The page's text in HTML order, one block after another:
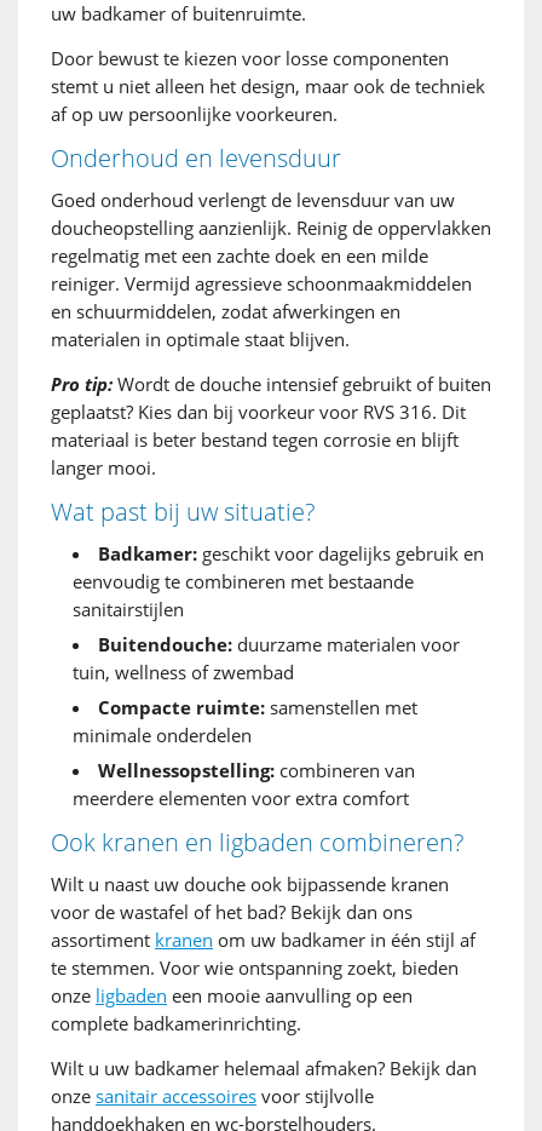
uw badkamer of buitenruimte.
Door bewust te kiezen voor losse componenten
stemt u niet alleen het design, maar ook de techniek
af op uw persoonlijke voorkeuren.
Onderhoud en levensduur
Goed onderhoud verlengt de levensduur van uw
doucheopstelling aanzienlijk. Reinig de oppervlakken
regelmatig met een zachte doek en een milde
reiniger. Vermijd agressieve schoonmaakmiddelen
en schuurmiddelen, zodat afwerkingen en
materialen in optimale staat blijven.
Pro tip: Wordt de douche intensief gebruikt of buiten
geplaatst? Kies dan bij voorkeur voor RVS 316. Dit
materiaal is beter bestand tegen corrosie en blijft
langer mooi.
Wat past bij uw situatie?
Badkamer: geschikt voor dagelijks gebruik en
eenvoudig te combineren met bestaande
sanitairstijlen
Buitendouche: duurzame materialen voor
tuin, wellness of zwembad
Compacte ruimte: samenstellen met
minimale onderdelen
Wellnessopstelling: combineren van
meerdere elementen voor extra comfort
Ook kranen en ligbaden combineren?
Wilt u naast uw douche ook bijpassende kranen
voor de wastafel of het bad? Bekijk dan ons
assortiment kranen om uw badkamer in één stijl af
te stemmen. Voor wie ontspanning zoekt, bieden
onze ligbaden een mooie aanvulling op een
complete badkamerinrichting.
Wilt u uw badkamer helemaal afmaken? Bekijk dan
onze sanitair accessoires voor stijlvolle
handdoekhaken en wc-borstelhouders.